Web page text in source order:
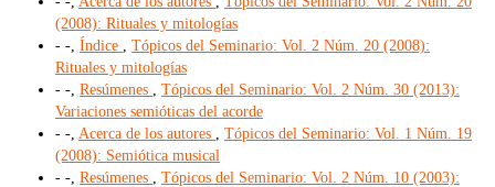
(2008): Rituales y mitologías
- -, Índice
Tópicos del Seminario: Vol. 2 Núm. 20 (2008):
Rituales y mitologías
- -, Resúmenes
Tópicos del Seminario: Vol. 2 Núm. 30 (2013):
Variaciones semióticas del acorde
- -, Acerca de los autores
Tópicos del Seminario: Vol. 1 Núm. 19
(2008): Semiótica musical
- -, Resúmenes
Tópicos del Seminario: Vol. 2 Núm. 10 (2003):